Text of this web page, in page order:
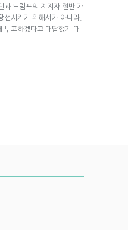
과 트럼프의 지지자 절반 가
선시키기 위해서가 아니라,
투표하겠다고 대답했기 때